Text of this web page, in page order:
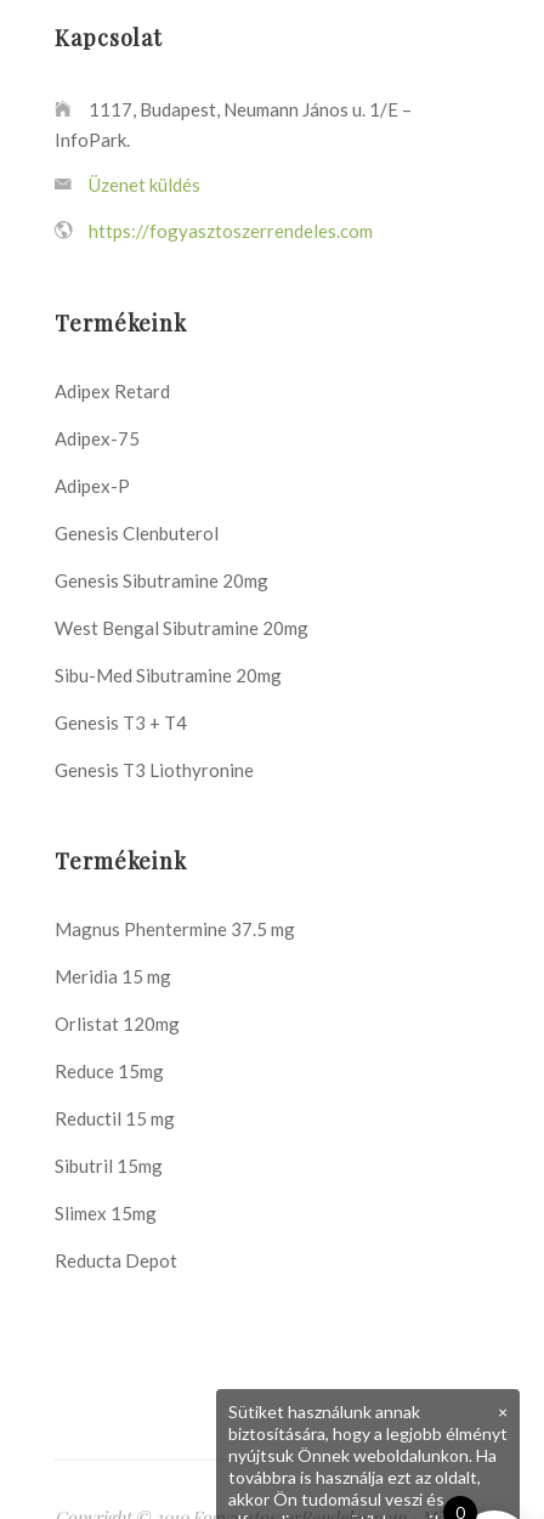
Kapcsolat
1117, Budapest, Neumann János u. 1/E –
InfoPark.
Üzenet küldés
https://fogyasztoszerrendeles.com
Termékeink
Adipex Retard
Adipex-75
Adipex-P
Genesis Clenbuterol
Genesis Sibutramine 20mg
West Bengal Sibutramine 20mg
Sibu-Med Sibutramine 20mg
Genesis T3 + T4
Genesis T3 Liothyronine
Termékeink
Magnus Phentermine 37.5 mg
Meridia 15 mg
Orlistat 120mg
Reduce 15mg
Reductil 15 mg
Sibutril 15mg
Slimex 15mg
Reducta Depot
0
×
Sütiket használunk annak
biztosítására, hogy a legjobb élményt
nyújtsuk Önnek weboldalunkon. Ha
továbbra is használja ezt az oldalt,
akkor Ön tudomásul veszi és